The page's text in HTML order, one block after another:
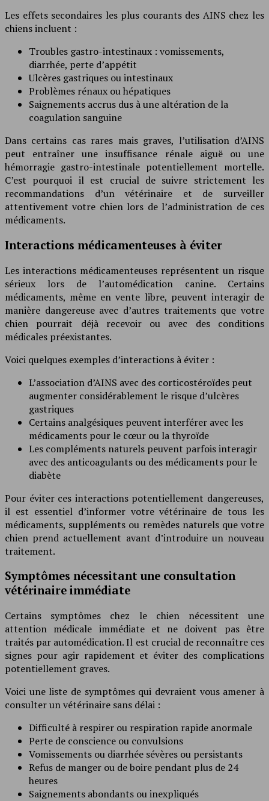
Les effets secondaires les plus courants des AINS chez les
chiens incluent :
Troubles gastro-intestinaux : vomissements,
diarrhée, perte d’appétit
Ulcères gastriques ou intestinaux
Problèmes rénaux ou hépatiques
Saignements accrus dus à une altération de la
coagulation sanguine
Dans certains cas rares mais graves, l’utilisation d’AINS
peut entraîner une insuffisance rénale aiguë ou une
hémorragie gastro-intestinale potentiellement mortelle.
C’est pourquoi il est crucial de suivre strictement les
recommandations d’un vétérinaire et de surveiller
attentivement votre chien lors de l’administration de ces
médicaments.
Interactions médicamenteuses à éviter
Les interactions médicamenteuses représentent un risque
sérieux lors de l’automédication canine. Certains
médicaments, même en vente libre, peuvent interagir de
manière dangereuse avec d’autres traitements que votre
chien pourrait déjà recevoir ou avec des conditions
médicales préexistantes.
Voici quelques exemples d’interactions à éviter :
L’association d’AINS avec des corticostéroïdes peut
augmenter considérablement le risque d’ulcères
gastriques
Certains analgésiques peuvent interférer avec les
médicaments pour le cœur ou la thyroïde
Les compléments naturels peuvent parfois interagir
avec des anticoagulants ou des médicaments pour le
diabète
Pour éviter ces interactions potentiellement dangereuses,
il est essentiel d’informer votre vétérinaire de tous les
médicaments, suppléments ou remèdes naturels que votre
chien prend actuellement avant d’introduire un nouveau
traitement.
Symptômes nécessitant une consultation
vétérinaire immédiate
Certains symptômes chez le chien nécessitent une
attention médicale immédiate et ne doivent pas être
traités par automédication. Il est crucial de reconnaître ces
signes pour agir rapidement et éviter des complications
potentiellement graves.
Voici une liste de symptômes qui devraient vous amener à
consulter un vétérinaire sans délai :
Difficulté à respirer ou respiration rapide anormale
Perte de conscience ou convulsions
Vomissements ou diarrhée sévères ou persistants
Refus de manger ou de boire pendant plus de 24
heures
Saignements abondants ou inexpliqués